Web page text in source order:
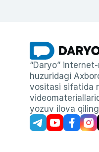
“Daryo”
huzuridagi
vositasi sifatida
yozuv ilova